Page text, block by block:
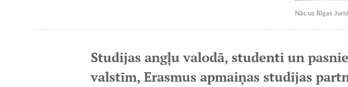
Nāc uz Rīgas
Studijas angļu valodā, studenti un
valstīm, Erasmus apmaiņas studijas